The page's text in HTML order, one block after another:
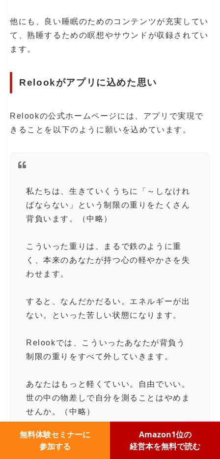
他にも、良い睡眠のためのコンテンツが充実してい
て、熟睡するための瞑想やサウンドが収録されてい
ます。
Relookがアプリに込めた思い
Relookの公式ホームページには、アプリで実現で
きることを以下のように願いを込めています。
私たちは、生きていくうちに「～しなけれ
ばならない」という制限の重りをたくさん
背負います。（中略）
こういった重りは、まるで鉄のように重
く、本来のあなたが持つ心の軽やかさを失
わせます。
すると、なんだかだるい。エネルギーが出
ない。といった苦しい状態になります。
Relookでは、こういったあなたが背負う
制限の重りをすべて外していきます。
あなたはもっと軽くていい。自由でいい。
世の中の物差しで自分を測ることはやめま
せんか。（中略）
Relookでは、「全ての人が自分の人生を
輝かせられる」と確信しています。変わり
無料体験セミナーに
参加する
Amazon1位の
経営本を無料で読む